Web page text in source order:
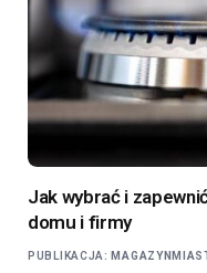
Jak wybrać i
domu i firmy
PUBLIKACJA: